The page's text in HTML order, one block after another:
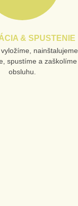
& SPUSTENIE
nainštalujeme,
spustíme a zaškolíme
obsluhu.